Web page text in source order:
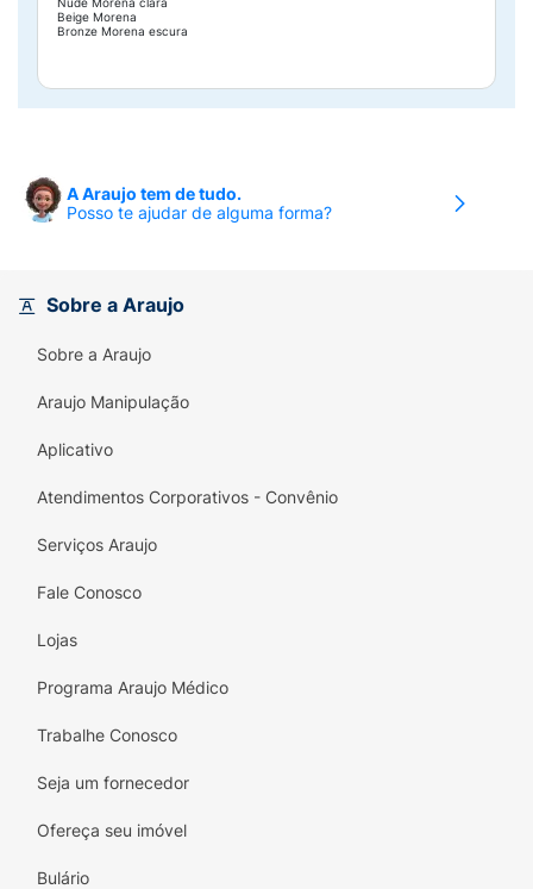
Beige Morena
Bronze Morena escura
A Araujo tem de tudo.
Posso te ajudar de alguma forma?
Sobre a Araujo
Sobre a Araujo
Araujo Manipulação
Aplicativo
Atendimentos Corporativos - Convênio
Serviços Araujo
Fale Conosco
Lojas
Programa Araujo Médico
Trabalhe Conosco
Seja um fornecedor
Ofereça seu imóvel
Bulário